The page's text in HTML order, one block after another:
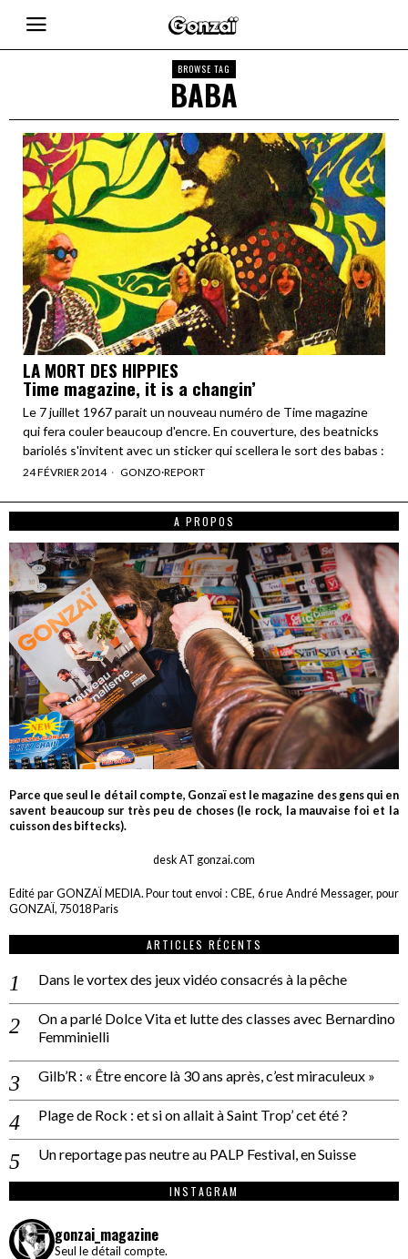
BROWSE TAG
BABA
LA MORT DES HIPPIES
Time magazine, it is a changin’
Le 7 juillet 1967 parait un nouveau numéro de Time magazine
qui fera couler beaucoup d'encre. En couverture, des beatnicks
bariolés s'invitent avec un sticker qui scellera le sort des babas :
24 FÉVRIER 2014 GONZO·REPORT
A PROPOS
Parce que seul le détail compte, Gonzaï est le magazine des gens qui en
savent beaucoup sur très peu de choses (le rock, la mauvaise foi et la
cuisson des biftecks).
desk AT gonzai.com
Edité par GONZAÏ MEDIA. Pour tout envoi : CBE, 6 rue André Messager, pour
GONZAÏ, 75018 Paris
ARTICLES RÉCENTS
Dans le vortex des jeux vidéo consacrés à la pêche
On a parlé Dolce Vita et lutte des classes avec Bernardino
Femminielli
Gilb’R : « Être encore là 30 ans après, c’est miraculeux »
Plage de Rock : et si on allait à Saint Trop’ cet été ?
Un reportage pas neutre au PALP Festival, en Suisse
INSTAGRAM
gonzai_magazine
Seul le détail compte.